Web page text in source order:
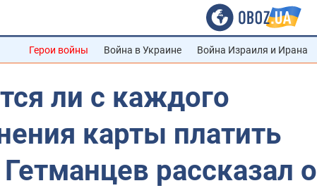
Герои войны Война в Украине Война Израиля и Ирана
ли с каждого
карты платить
Гетманцев рассказал о